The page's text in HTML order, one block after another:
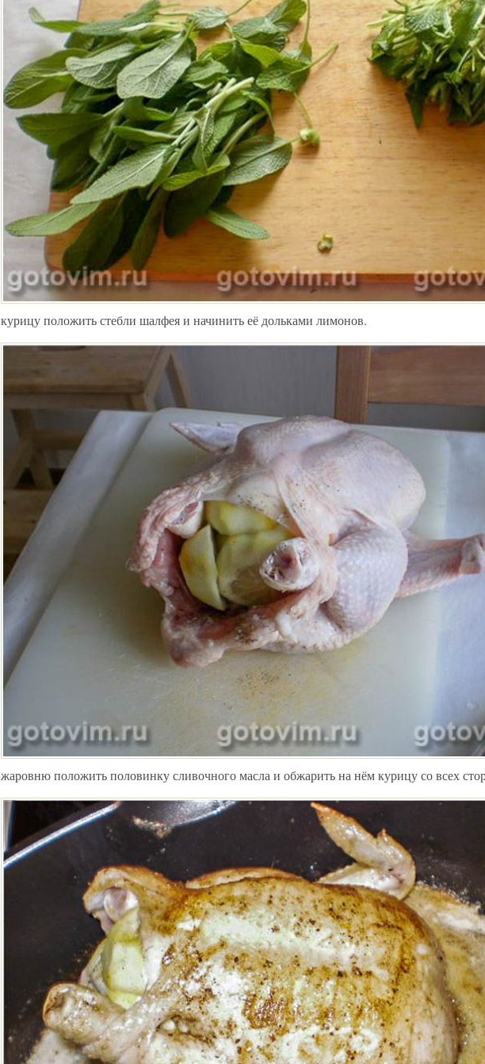
курицу положить стебли шалфея и начинить её дольками лимонов.
жаровню положить половинку сливочного масла и обжарить на нём курицу со всех